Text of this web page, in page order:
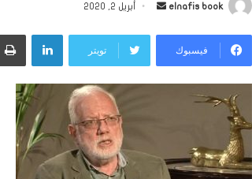
elnafis book
أرسل
أبريل 2, 2020
فيسبوك تويتر
لينكدإن